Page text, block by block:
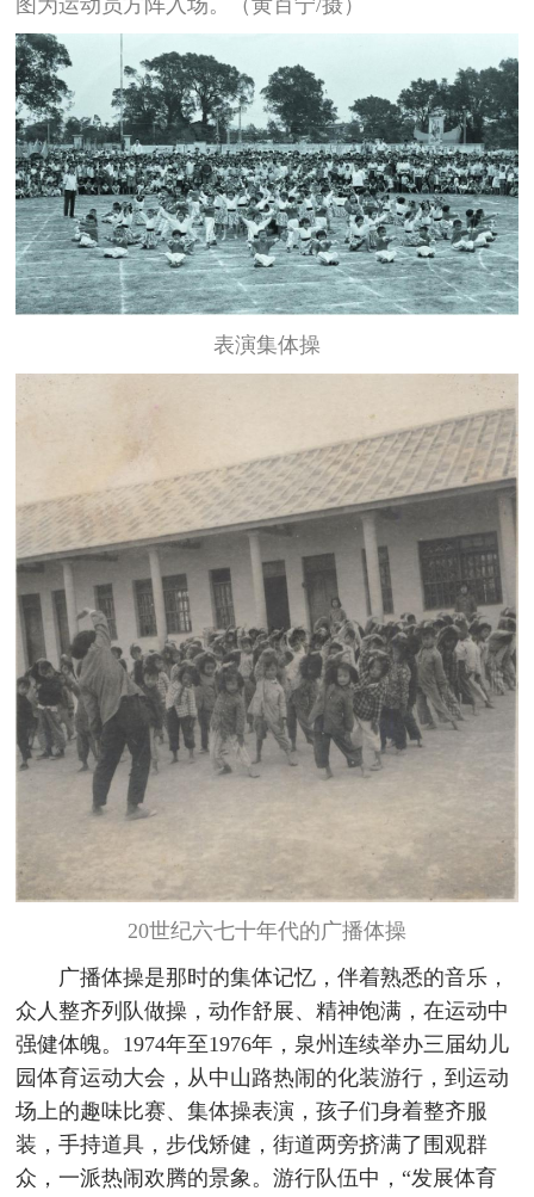
表演集体操
20世纪六七十年代的广播体操
广播体操是那时的集体记忆，伴着熟悉的音乐，
众人整齐列队做操，动作舒展、精神饱满，在运动中
强健体魄。1974年至1976年，泉州连续举办三届幼儿
园体育运动大会，从中山路热闹的化装游行，到运动
场上的趣味比赛、集体操表演，孩子们身着整齐服
装，手持道具，步伐矫健，街道两旁挤满了围观群
众，一派热闹欢腾的景象。游行队伍中，“发展体育